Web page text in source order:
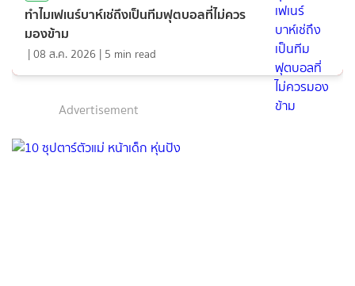
ทำไมเฟเนร์บาห์เช่ถึงเป็นทีมฟุตบอลที่ไม่ควร
มองข้าม
|08 ส.ค. 2026 | 5 min read
Advertisement